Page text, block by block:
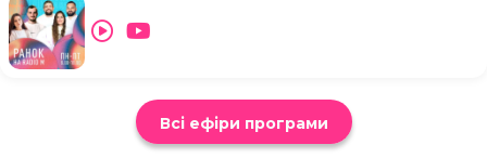
Всі ефіри програми